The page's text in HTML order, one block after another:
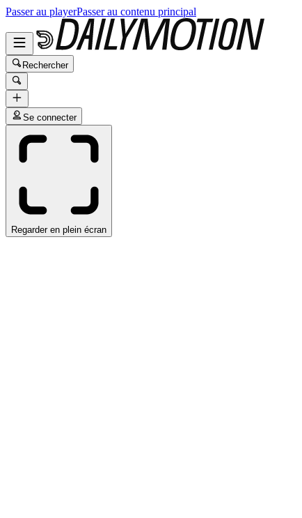
Passer au playerPasser au contenu principal
Rechercher
Se connecter
Regarder en plein écran